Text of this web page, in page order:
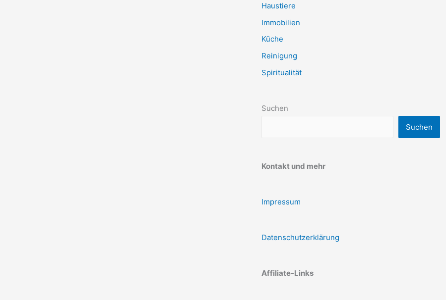
Haustiere
Immobilien
Küche
Reinigung
Spiritualität
Suchen
Suchen
Kontakt und mehr
Impressum
Datenschutzerklärung
Affiliate-Links